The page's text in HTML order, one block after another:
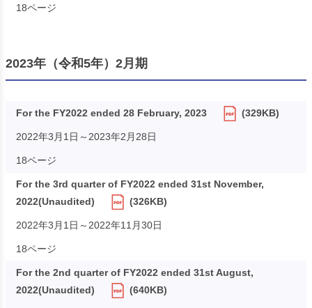
18ページ
2023年（令和5年）2月期
For the FY2022 ended 28 February, 2023 (329KB)
2022年3月1日～2023年2月28日
18ページ
For the 3rd quarter of FY2022 ended 31st November,
2022(Unaudited)
(326KB)
2022年3月1日～2022年11月30日
18ページ
For the 2nd quarter of FY2022 ended 31st August,
2022(Unaudited)
(640KB)